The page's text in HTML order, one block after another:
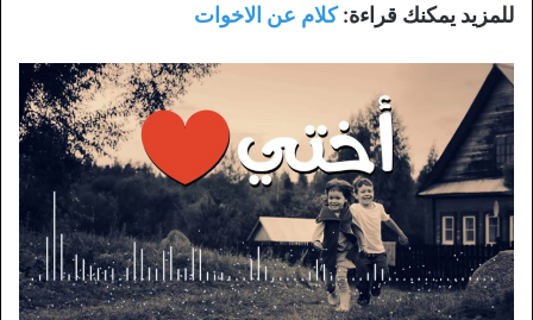
للمزيد يمكنك قراءة:كلام عن الاخوات